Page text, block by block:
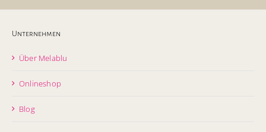
Unternehmen
Über Melablu
Onlineshop
Blog